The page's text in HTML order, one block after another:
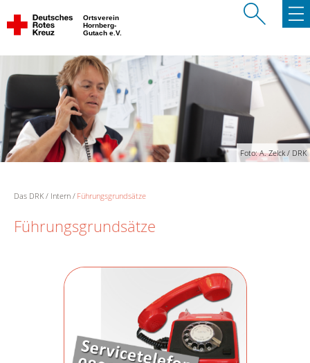
Ortsverein
Hornberg-
Gutach e.V.
Foto: A. Zelck / DRK
Das DRK Intern Führungsgrundsätze
Führungsgrundsätze